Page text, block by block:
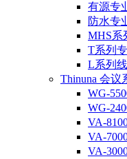
有源专
防水专
MHS系
T系列
L系列
Thinuna 会议
WG-
WG-
VA-
VA-
VA-